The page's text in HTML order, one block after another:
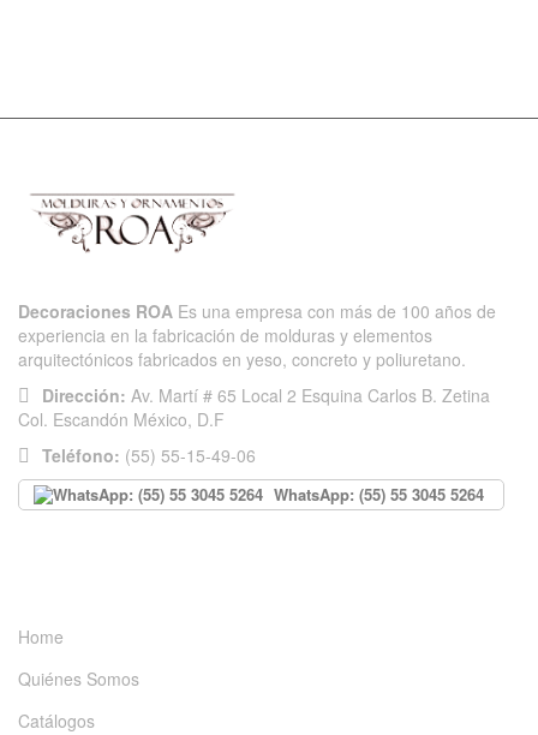
Decoraciones ROA Es una empresa con más de 100 años de
experiencia en la fabricación de molduras y elementos
arquitectónicos fabricados en yeso, concreto y poliuretano.
Dirección: Av. Martí # 65 Local 2 Esquina Carlos B. Zetina
Col. Escandón México, D.F
Teléfono: (55) 55-15-49-06
WhatsApp: (55) 55 3045 5264
Home
Quiénes Somos
Catálogos